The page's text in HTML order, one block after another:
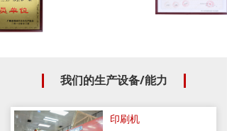
我们的生产设备/能力
印刷机